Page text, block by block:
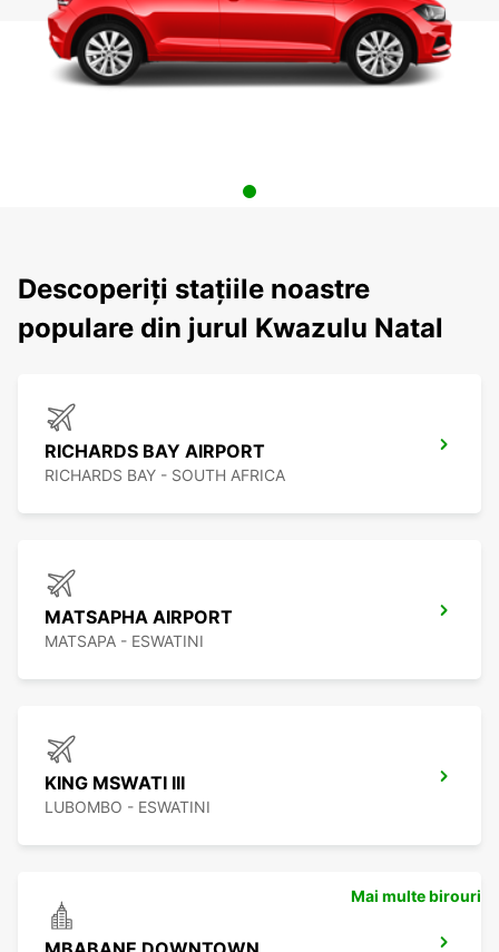
Descoperiți stațiile noastre
populare din jurul Kwazulu Natal
RICHARDS BAY AIRPORT
RICHARDS BAY - SOUTH AFRICA
MATSAPHA AIRPORT
MATSAPA - ESWATINI
KING MSWATI III
LUBOMBO - ESWATINI
Mai multe birouri